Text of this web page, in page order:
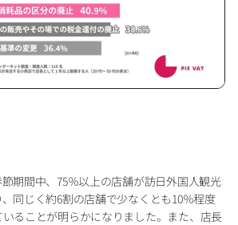
期間中、75％以上の店舗が訪日外国人観光
同じく約6割の店舗で少なくとも10％程度
ることが明らかになりました。また、店長